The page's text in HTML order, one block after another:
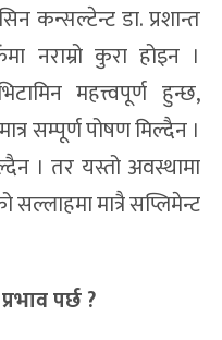
कन्सल्टेन्ट डा. प्रशान्त
नराम्रो कुरा होइन ।
महत्त्वपूर्ण हुन्छ,
सम्पूर्ण पोषण मिल्दैन ।
। तर यस्तो अवस्थामा
मात्रै सप्लिमेन्ट
पर्छ ?